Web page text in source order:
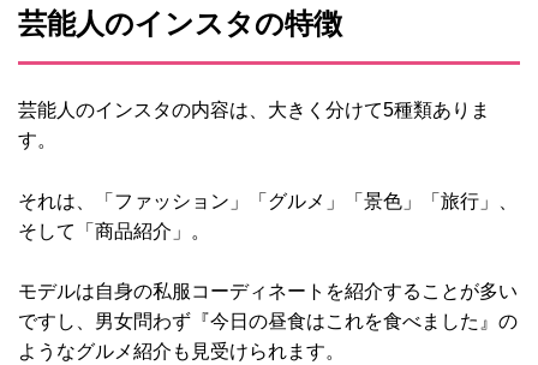
芸能人のインスタの特徴
芸能人のインスタの内容は、大きく分けて5種類ありま
す。
それは、「ファッション」「グルメ」「景色」「旅行」、
そして「商品紹介」。
モデルは自身の私服コーディネートを紹介することが多い
ですし、男女問わず『今日の昼食はこれを食べました』の
ようなグルメ紹介も見受けられます。